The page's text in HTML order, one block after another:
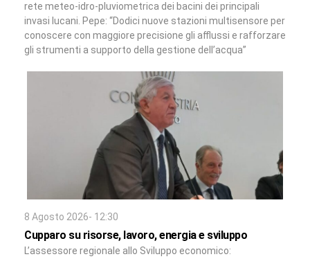
rete meteo-idro-pluviometrica dei bacini dei principali
invasi lucani. Pepe: “Dodici nuove stazioni multisensore per
conoscere con maggiore precisione gli afflussi e rafforzare
gli strumenti a supporto della gestione dell’acqua”
8 Agosto 2026- 12:30
Cupparo su risorse, lavoro, energia e sviluppo
L’assessore regionale allo Sviluppo economico: